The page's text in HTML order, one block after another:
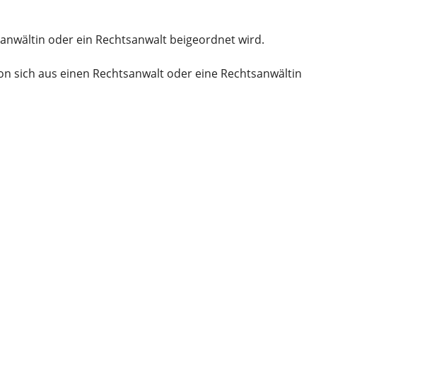
oder ein Rechtsanwalt beigeordnet wird.
sich aus einen Rechtsanwalt oder eine Rechtsanwältin